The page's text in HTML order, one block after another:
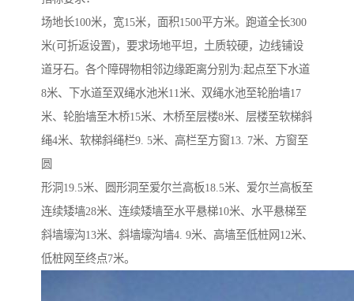
场地长100米，宽15米，面积1500平方米。跑道全长300
米(可折返设置)，要求场地平坦，土质较硬，边线铺设
道牙石。各个障碍物相邻边缘距离分别为:起点至下水道
8米、下水道至双绳水池米11米、双绳水池至轮胎墙17
米、轮胎墙至木桥15米、木桥至层楼8米、层楼至软梯斜
绳4米、软梯斜绳栏9. 5米、高栏至方窗13. 7米、方窗至
圆
形洞19.5米、圆形洞至爱尔兰高板18.5米、爱尔兰高板至
连续矮墙28米、连续矮墙至水平悬梯10米、水平悬梯至
斜墙壕沟13米、斜墙壕沟墙4. 9米、高墙至低桩网12米、
低桩网至终点7米。